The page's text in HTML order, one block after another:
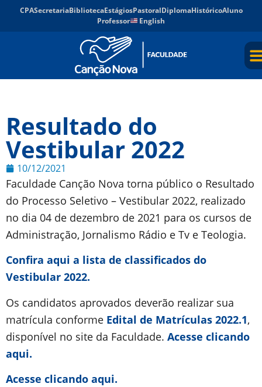
CPASecretariaBibliotecaEstágiosPastoralDiplomaHistóricoAluno
Professor
English
Resultado do
Vestibular 2022
10/12/2021
Faculdade Canção Nova torna público o Resultado
do Processo Seletivo – Vestibular 2022, realizado
no dia 04 de dezembro de 2021 para os cursos de
Administração, Jornalismo Rádio e Tv e Teologia.
Confira aqui a lista de classificados do
Vestibular 2022.
Os candidatos aprovados deverão realizar sua
matrícula conforme Edital de Matrículas 2022.1,
disponível no site da Faculdade. Acesse clicando
aqui.
Acesse clicando aqui.